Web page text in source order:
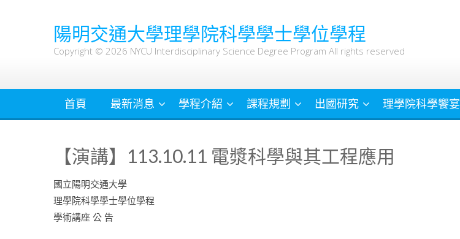
陽明交通大學理學院科學學士學位學程
Copyright © 2026 NYCU Interdisciplinary Science Degree Program All rights reserved
首頁 最新消息 學程介紹 課程規劃 出國研究 理學院科學饗宴
【演講】113.10.11 電漿科學與其工程應用
國立陽明交通大學
理學院科學學士學位學程
學術講座 公 告